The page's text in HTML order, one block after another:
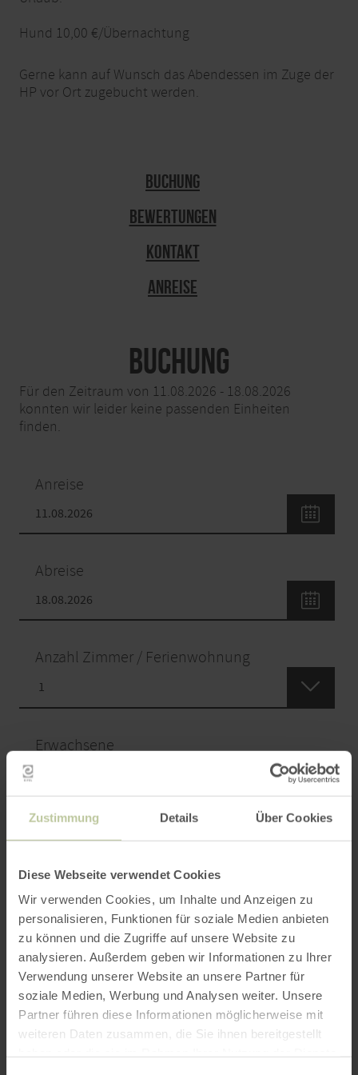
Zustimmung Details Über Cookies
Diese Webseite verwendet Cookies
Wir verwenden Cookies, um Inhalte und Anzeigen zu
personalisieren, Funktionen für soziale Medien anbieten
zu können und die Zugriffe auf unsere Website zu
analysieren. Außerdem geben wir Informationen zu Ihrer
Verwendung unserer Website an unsere Partner für
soziale Medien, Werbung und Analysen weiter. Unsere
Partner führen diese Informationen möglicherweise mit
weiteren Daten zusammen, die Sie ihnen bereitgestellt
Hund 10,00 €/Übernachtung
Gerne kann auf Wunsch das Abendessen im Zuge der
HP vor Ort zugebucht werden.
Buchung
Bewertungen
Kontakt
Anreise
Buchung
Für den Zeitraum von 11.08.2026 - 18.08.2026
konnten wir leider keine passenden Einheiten
finden.
Anreise
Abreise
Anzahl Zimmer / Ferienwohnung
Erwachsene
SUCHEN
Bewertungen